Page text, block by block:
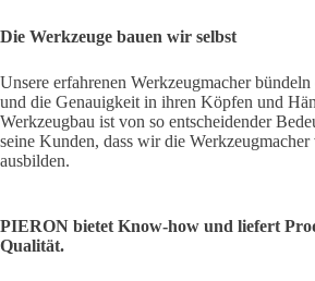
Die Werkzeuge bauen wir selbst
Unsere erfahrenen Werkzeugmacher
und die Genauigkeit in ihren Köpfen und
Werkzeugbau ist von so entscheidender
seine Kunden, dass wir die
ausbilden.
PIERON bietet Know-how und liefert
Qualität.